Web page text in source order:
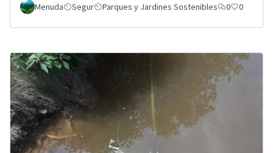
Menuda Segur Parques y Jardines Sostenibles 0 0